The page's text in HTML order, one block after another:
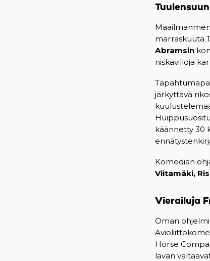
marraskuuta
Abramsin
niskavilloja
järkyttävä
käännetty 30
Komedian
Viitamäki,
Vierailuja
Oman
Horse
lavan